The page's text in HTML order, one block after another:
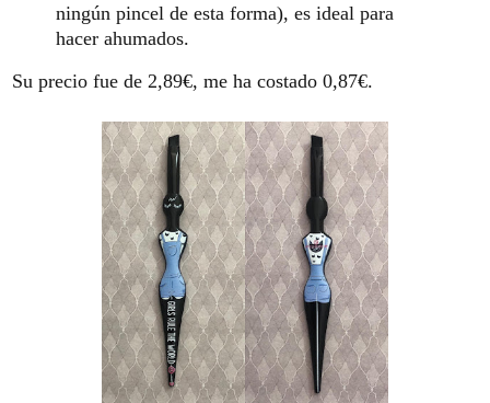
ningún pincel de esta forma), es ideal para
hacer ahumados.
Su precio fue de 2,89€, me ha costado 0,87€.